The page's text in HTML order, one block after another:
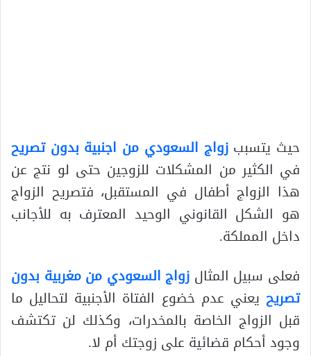
حيث يتسببزواج السعودي من اجنبية بدون تصريح
في الكثير من المشكلات للزوجين حتى لو نتج عن
هذا الزواج أطفال في المستقبل، فتصريح الزواج
هو الشكل القانوني الوحيد المعترف به للأجانب
داخل المملكة.
فعلى سبيل المثال زواج السعودي من مغربية بدون
تصريح يعني عدم خضوع الفتاة الأجنبية لتحاليل ما
قبل الزواج الخاصة بالمخدرات، وكذلك لن تكتشف
وجود أحكام قضائية على زوجتك أم لا.